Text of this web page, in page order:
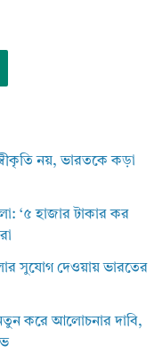
স্বীকৃতি নয়, ভারতকে কড়া
‘৫ হাজার টাকার কর
সুযোগ দেওয়ায় ভারতের
নতুন করে আলোচনার দাবি,